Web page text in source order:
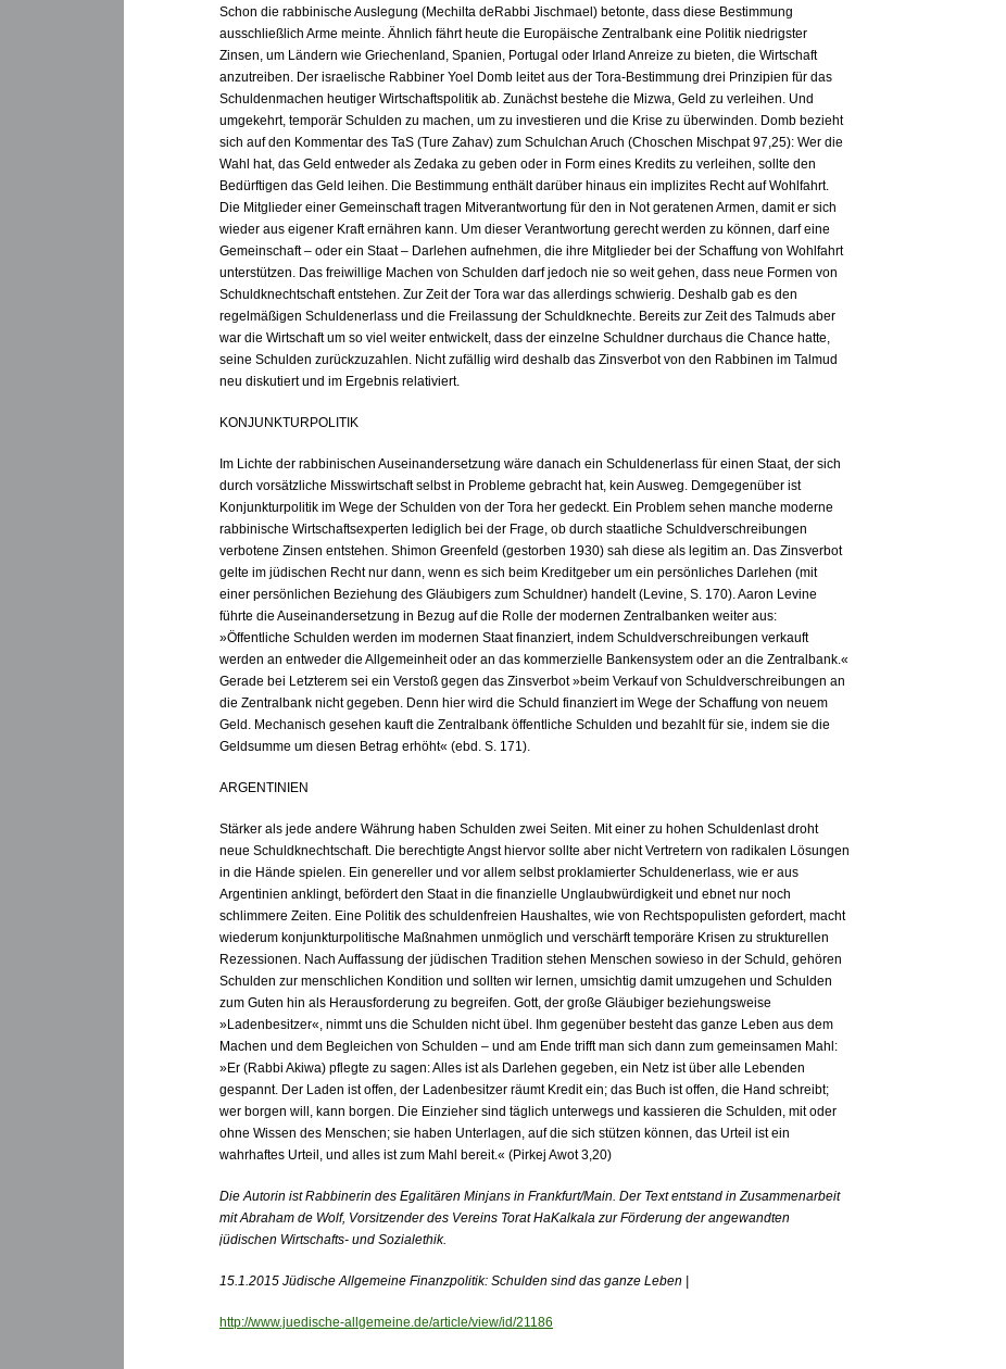
Schon die rabbinische Auslegung (Mechilta deRabbi Jischmael) betonte, dass diese Bestimmung
ausschließlich Arme meinte. Ähnlich fährt heute die Europäische Zentralbank eine Politik niedrigster
Zinsen, um Ländern wie Griechenland, Spanien, Portugal oder Irland Anreize zu bieten, die Wirtschaft
anzutreiben. Der israelische Rabbiner Yoel Domb leitet aus der Tora-Bestimmung drei Prinzipien für das
Schuldenmachen heutiger Wirtschaftspolitik ab. Zunächst bestehe die Mizwa, Geld zu verleihen. Und
umgekehrt, temporär Schulden zu machen, um zu investieren und die Krise zu überwinden. Domb bezieht
sich auf den Kommentar des TaS (Ture Zahav) zum Schulchan Aruch (Choschen Mischpat 97,25): Wer die
Wahl hat, das Geld entweder als Zedaka zu geben oder in Form eines Kredits zu verleihen, sollte den
Bedürftigen das Geld leihen. Die Bestimmung enthält darüber hinaus ein implizites Recht auf Wohlfahrt.
Die Mitglieder einer Gemeinschaft tragen Mitverantwortung für den in Not geratenen Armen, damit er sich
wieder aus eigener Kraft ernähren kann. Um dieser Verantwortung gerecht werden zu können, darf eine
Gemeinschaft – oder ein Staat – Darlehen aufnehmen, die ihre Mitglieder bei der Schaffung von Wohlfahrt
unterstützen. Das freiwillige Machen von Schulden darf jedoch nie so weit gehen, dass neue Formen von
Schuldknechtschaft entstehen. Zur Zeit der Tora war das allerdings schwierig. Deshalb gab es den
regelmäßigen Schuldenerlass und die Freilassung der Schuldknechte. Bereits zur Zeit des Talmuds aber
war die Wirtschaft um so viel weiter entwickelt, dass der einzelne Schuldner durchaus die Chance hatte,
seine Schulden zurückzuzahlen. Nicht zufällig wird deshalb das Zinsverbot von den Rabbinen im Talmud
neu diskutiert und im Ergebnis relativiert.
KONJUNKTURPOLITIK
Im Lichte der rabbinischen Auseinandersetzung wäre danach ein Schuldenerlass für einen Staat, der sich
durch vorsätzliche Misswirtschaft selbst in Probleme gebracht hat, kein Ausweg. Demgegenüber ist
Konjunkturpolitik im Wege der Schulden von der Tora her gedeckt. Ein Problem sehen manche moderne
rabbinische Wirtschaftsexperten lediglich bei der Frage, ob durch staatliche Schuldverschreibungen
verbotene Zinsen entstehen. Shimon Greenfeld (gestorben 1930) sah diese als legitim an. Das Zinsverbot
gelte im jüdischen Recht nur dann, wenn es sich beim Kreditgeber um ein persönliches Darlehen (mit
einer persönlichen Beziehung des Gläubigers zum Schuldner) handelt (Levine, S. 170). Aaron Levine
führte die Auseinandersetzung in Bezug auf die Rolle der modernen Zentralbanken weiter aus:
»Öffentliche Schulden werden im modernen Staat finanziert, indem Schuldverschreibungen verkauft
werden an entweder die Allgemeinheit oder an das kommerzielle Bankensystem oder an die Zentralbank.«
Gerade bei Letzterem sei ein Verstoß gegen das Zinsverbot »beim Verkauf von Schuldverschreibungen an
die Zentralbank nicht gegeben. Denn hier wird die Schuld finanziert im Wege der Schaffung von neuem
Geld. Mechanisch gesehen kauft die Zentralbank öffentliche Schulden und bezahlt für sie, indem sie die
Geldsumme um diesen Betrag erhöht« (ebd. S. 171).
ARGENTINIEN
Stärker als jede andere Währung haben Schulden zwei Seiten. Mit einer zu hohen Schuldenlast droht
neue Schuldknechtschaft. Die berechtigte Angst hiervor sollte aber nicht Vertretern von radikalen Lösungen
in die Hände spielen. Ein genereller und vor allem selbst proklamierter Schuldenerlass, wie er aus
Argentinien anklingt, befördert den Staat in die finanzielle Unglaubwürdigkeit und ebnet nur noch
schlimmere Zeiten. Eine Politik des schuldenfreien Haushaltes, wie von Rechtspopulisten gefordert, macht
wiederum konjunkturpolitische Maßnahmen unmöglich und verschärft temporäre Krisen zu strukturellen
Rezessionen. Nach Auffassung der jüdischen Tradition stehen Menschen sowieso in der Schuld, gehören
Schulden zur menschlichen Kondition und sollten wir lernen, umsichtig damit umzugehen und Schulden
zum Guten hin als Herausforderung zu begreifen. Gott, der große Gläubiger beziehungsweise
»Ladenbesitzer«, nimmt uns die Schulden nicht übel. Ihm gegenüber besteht das ganze Leben aus dem
Machen und dem Begleichen von Schulden – und am Ende trifft man sich dann zum gemeinsamen Mahl:
»Er (Rabbi Akiwa) pflegte zu sagen: Alles ist als Darlehen gegeben, ein Netz ist über alle Lebenden
gespannt. Der Laden ist offen, der Ladenbesitzer räumt Kredit ein; das Buch ist offen, die Hand schreibt;
wer borgen will, kann borgen. Die Einzieher sind täglich unterwegs und kassieren die Schulden, mit oder
ohne Wissen des Menschen; sie haben Unterlagen, auf die sich stützen können, das Urteil ist ein
wahrhaftes Urteil, und alles ist zum Mahl bereit.« (Pirkej Awot 3,20)
Die Autorin ist Rabbinerin des Egalitären Minjans in Frankfurt/Main. Der Text entstand in Zusammenarbeit
mit Abraham de Wolf, Vorsitzender des Vereins Torat HaKalkala zur Förderung der angewandten
jüdischen Wirtschafts- und Sozialethik.
15.1.2015 Jüdische Allgemeine Finanzpolitik: Schulden sind das ganze Leben |
http://www.juedische-allgemeine.de/article/view/id/21186